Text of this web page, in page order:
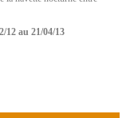
12 au 21/04/13